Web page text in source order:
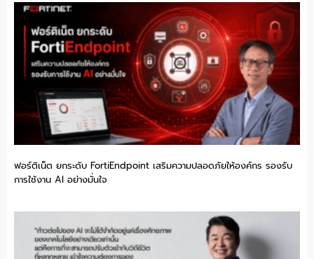
ฟอร์ติเน็ต ยกระดับ FortiEndpoint เสริมความปลอดภัยให้องค์กร รองรับ
การใช้งาน AI อย่างมั่นใจ